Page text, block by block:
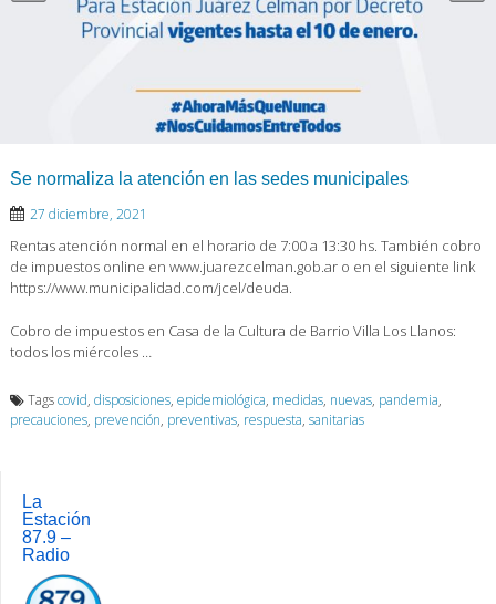
Se normaliza la atención en las sedes municipales
27 diciembre, 2021
Rentas atención normal en el horario de 7:00 a 13:30 hs. También cobro
de impuestos online en www.juarezcelman.gob.ar o en el siguiente link
https://www.municipalidad.com/jcel/deuda.
Cobro de impuestos en Casa de la Cultura de Barrio Villa Los Llanos:
todos los miércoles …
Tagscovid, disposiciones, epidemiológica, medidas, nuevas, pandemia,
precauciones, prevención, preventivas, respuesta, sanitarias
La
Estación
87.9 –
Radio